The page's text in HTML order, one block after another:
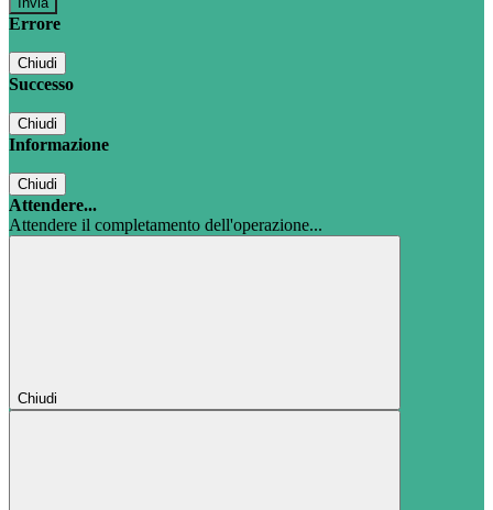
Errore
Chiudi
Successo
Chiudi
Informazione
Chiudi
Attendere...
Attendere il completamento dell'operazione...
Chiudi